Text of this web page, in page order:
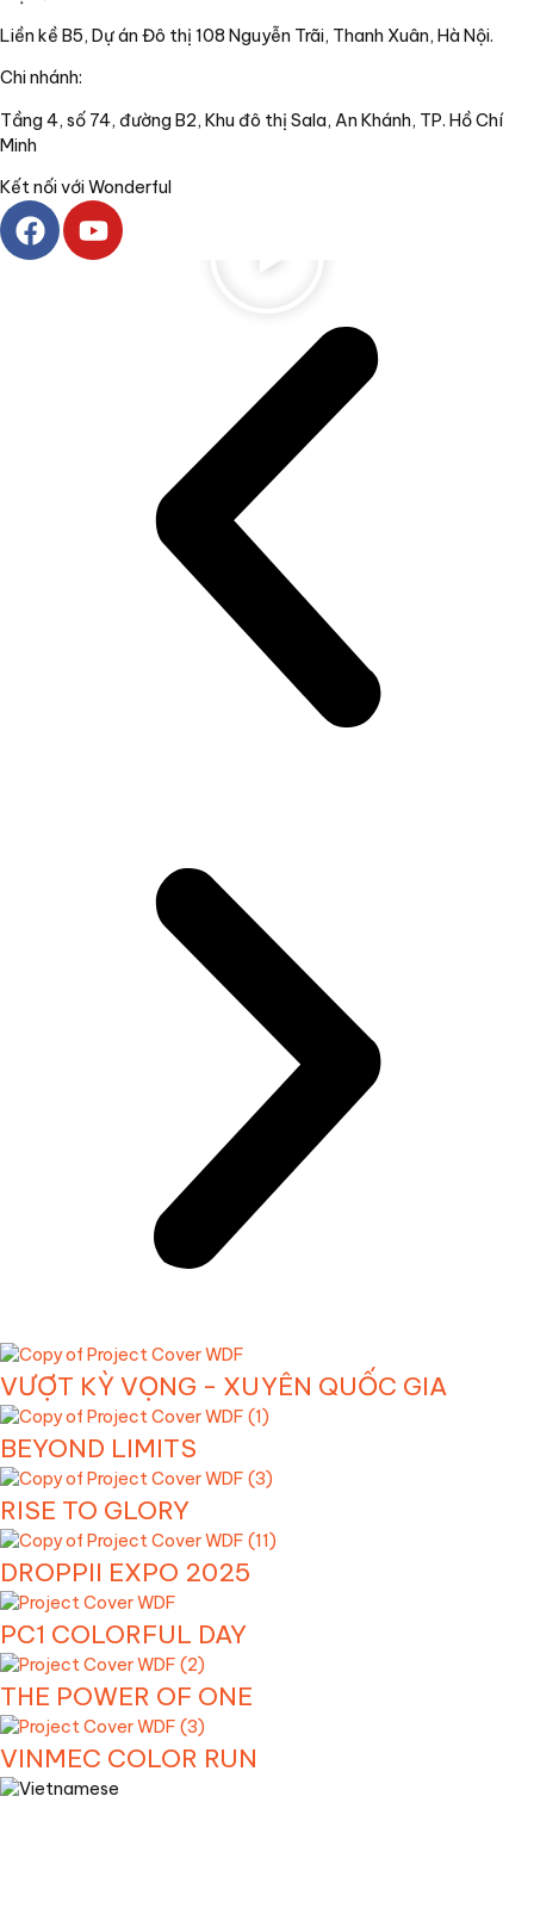
Liền kề B5, Dự án Đô thị 108 Nguyễn Trãi, Thanh Xuân, Hà Nội.
Chi nhánh:
Tầng 4, số 74, đường B2, Khu đô thị Sala, An Khánh, TP. Hồ Chí
Minh
Kết nối với Wonderful
VƯỢT KỲ VỌNG - XUYÊN QUỐC GIA
BEYOND LIMITS
RISE TO GLORY
DROPPII EXPO 2025
PC1 COLORFUL DAY
THE POWER OF ONE
VINMEC COLOR RUN